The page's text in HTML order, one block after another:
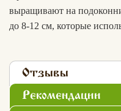
выращивают на
до 8-12 см, которые
Отзывы
Рекомендации